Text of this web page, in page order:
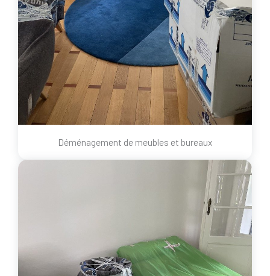
Déménagement de meubles et bureaux